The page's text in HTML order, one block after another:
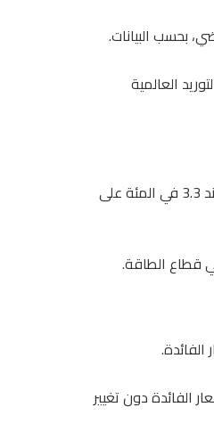
العالمية
أظهرت البيانات أن معدل التضخم الأساسي، الذي يستثني أسعار الغذاء والطاقة المتقلبة، استقر عند 3.3 في المئة على
قطاع الطاقة.
الفائدة دون تغيير